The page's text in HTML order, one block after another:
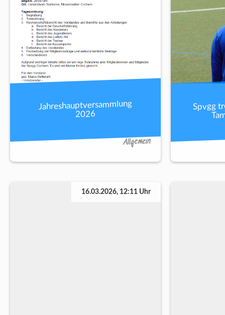
Jahreshauptversammlung
2026
Allgemein
Spvgg
16.03.2026, 12:11 Uhr